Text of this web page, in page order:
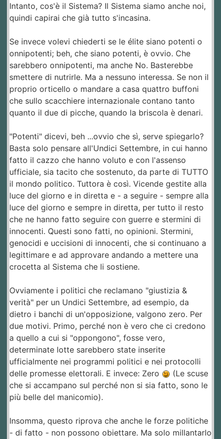
Intanto, cos'è il Sistema? Il Sistema siamo anche noi,
quindi capirai che già tutto s'incasina.
Se invece volevi chiederti se le élite siano potenti o
onnipotenti; beh, che siano potenti, è ovvio. Che
sarebbero onnipotenti, ma anche No. Basterebbe
smettere di nutrirle. Ma a nessuno interessa. Se non il
proprio orticello o mandare a casa quattro buffoni
che sullo scacchiere internazionale contano tanto
quanto il due di picche, quando la briscola è denari.
"Potenti" dicevi, beh ...ovvio che sì, serve spiegarlo?
Basta solo pensare all'Undici Settembre, in cui hanno
fatto il cazzo che hanno voluto e con l'assenso
ufficiale, sia tacito che sostenuto, da parte di TUTTO
il mondo politico. Tuttora è così. Vicende gestite alla
luce del giorno e in diretta e - a seguire - sempre alla
luce del giorno e sempre in diretta, per tutto il resto
che ne hanno fatto seguire con guerre e stermini di
innocenti. Questi sono fatti, no opinioni. Stermini,
genocidi e uccisioni di innocenti, che si continuano a
legittimare e ad approvare andando a mettere una
crocetta al Sistema che li sostiene.
Ovviamente i politici che reclamano "giustizia &
verità" per un Undici Settembre, ad esempio, da
dietro i banchi di un'opposizione, valgono zero. Per
due motivi. Primo, perché non è vero che ci credono
a quello a cui si "oppongono", fosse vero,
determinate lotte sarebbero state inserite
ufficialmente nei programmi politici e nei protocolli
delle promesse elettorali. E invece: Zero
(Le scuse
che si accampano sul perché non si sia fatto, sono le
più belle del manicomio).
Insomma, questo riprova che anche le forze politiche
- di fatto - non possono obiettare. Ma solo millantarlo